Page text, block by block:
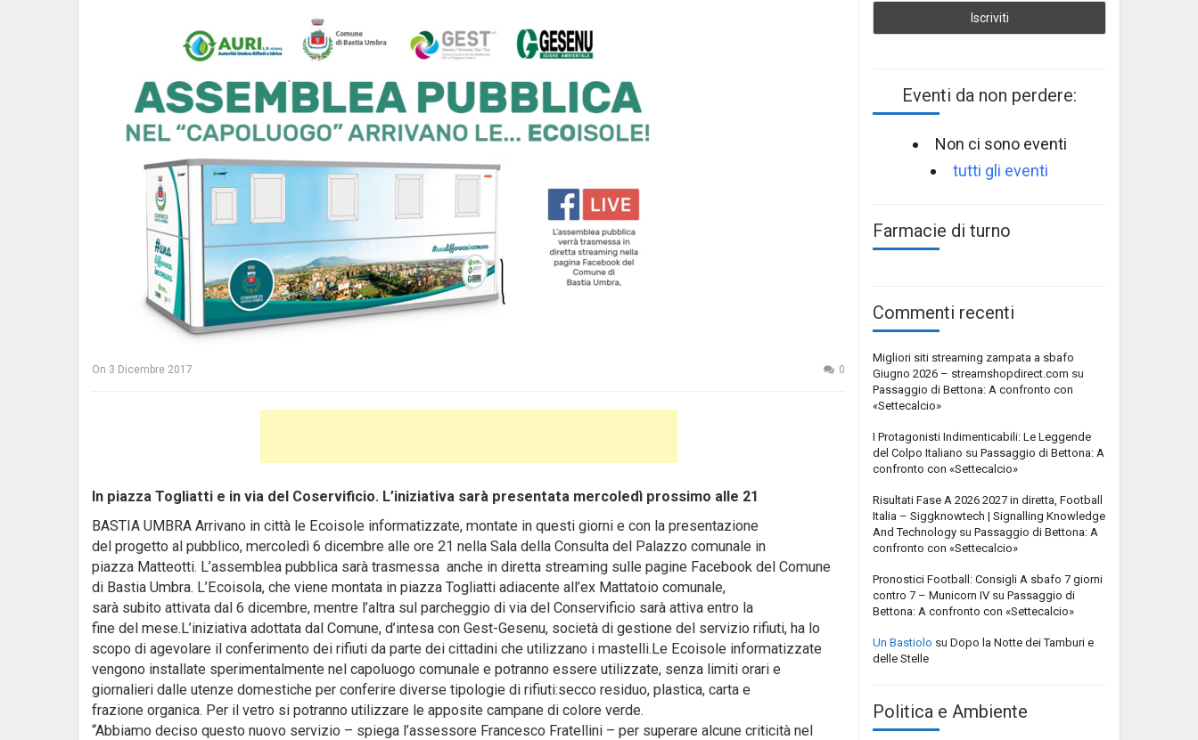
On 3 Dicembre 2017 0
In piazza Togliatti e in via del Coservificio. L’iniziativa sarà presentata mercoledì prossimo alle 21
BASTIA UMBRA Arrivano in città le Ecoisole informatizzate, montate in questi giorni e con la presentazione
del progetto al pubblico, mercoledì 6 dicembre alle ore 21 nella Sala della Consulta del Palazzo comunale in
piazza Matteotti. L’assemblea pubblica sarà trasmessa anche in diretta streaming sulle pagine Facebook del Comune
di Bastia Umbra. L’Ecoisola, che viene montata in piazza Togliatti adiacente all’ex Mattatoio comunale,
sarà subito attivata dal 6 dicembre, mentre l’altra sul parcheggio di via del Conservificio sarà attiva entro la
fine del mese.L’iniziativa adottata dal Comune, d’intesa con Gest-Gesenu, società di gestione del servizio rifiuti, ha lo
scopo di agevolare il conferimento dei rifiuti da parte dei cittadini che utilizzano i mastelli.Le Ecoisole informatizzate
vengono installate sperimentalmente nel capoluogo comunale e potranno essere utilizzate, senza limiti orari e
giornalieri dalle utenze domestiche per conferire diverse tipologie di rifiuti:secco residuo, plastica, carta e
frazione organica. Per il vetro si potranno utilizzare le apposite campane di colore verde.
“Abbiamo deciso questo nuovo servizio – spiega l’assessore Francesco Fratellini – per superare alcune criticità nel
Eventi da non perdere:
Non ci sono eventi
tutti gli eventi
Farmacie di turno
Commenti recenti
Migliori siti streaming zampata a sbafo
Giugno 2026 – streamshopdirect.com su
Passaggio di Bettona: A confronto con
«Settecalcio»
I Protagonisti Indimenticabili: Le Leggende
del Colpo Italiano su Passaggio di Bettona: A
confronto con «Settecalcio»
Risultati Fase A 2026 2027 in diretta, Football
Italia – Siggknowtech | Signalling Knowledge
And Technology su Passaggio di Bettona: A
confronto con «Settecalcio»
Pronostici Football: Consigli A sbafo 7 giorni
contro 7 – Municorn IV su Passaggio di
Bettona: A confronto con «Settecalcio»
Un Bastiolo su Dopo la Notte dei Tamburi e
delle Stelle
Politica e Ambiente